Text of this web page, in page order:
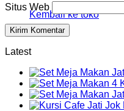
Kembali ke toko
Situs Web
Latest